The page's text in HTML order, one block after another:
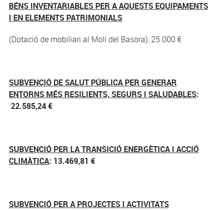
BÉNS INVENTARIABLES PER A AQUESTS EQUIPAMENTS
I EN ELEMENTS PATRIMONIALS
(Dotació de mobiliari al Molí del Basora): 25.000 €
SUBVENCIÓ DE SALUT PÚBLICA PER GENERAR
ENTORNS MÉS RESILIENTS, SEGURS I SALUDABLES:
22.585,24 €
SUBVENCIÓ PER LA TRANSICIÓ ENERGÈTICA I ACCIÓ
CLIMÀTICA: 13.469,81 €
SUBVENCIÓ PER A PROJECTES I ACTIVITATS